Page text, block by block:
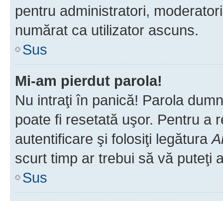
pentru administratori,
numărat ca utilizator ascuns.
Sus
Mi-am pierdut parola!
Nu intraţi în panică! Parola
poate fi resetată uşor. Pentru a
autentificare şi folosiţi legătura
scurt timp ar trebui să vă puteţi
Sus